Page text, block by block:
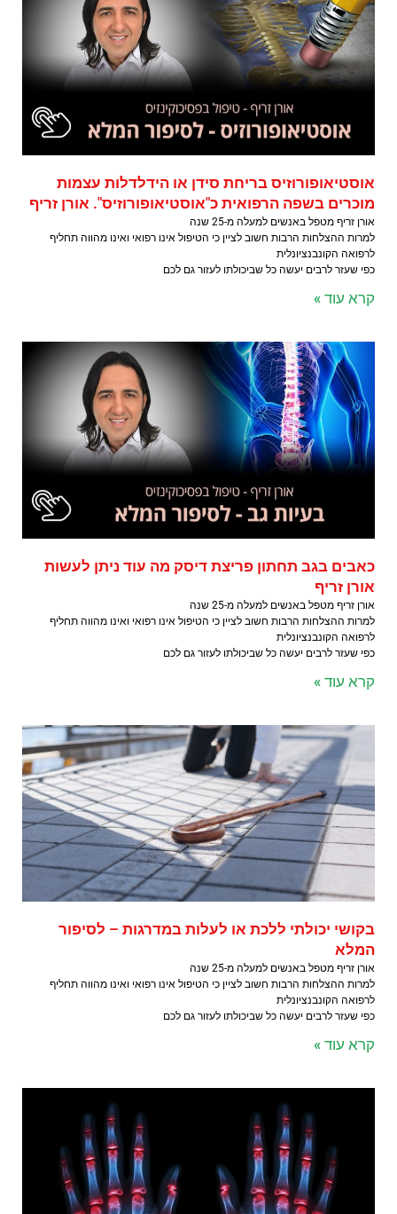
אוסטיאופורוזיס בריחת סידן או הידלדלות עצמות
מוכרים בשפה הרפואית כ"אוסטיאופורוזיס". אורן זריף
אורן זריף מטפל באנשים למעלה מ-25 שנה
למרות ההצלחות הרבות חשוב לציין כי הטיפול אינו רפואי ואינו מהווה תחליף
לרפואה הקונבנציונלית
כפי שעזר לרבים יעשה כל שביכולתו לעזור גם לכם
קרא עוד »
כאבים בגב תחתון פריצת דיסק מה עוד ניתן לעשות
אורן זריף
אורן זריף מטפל באנשים למעלה מ-25 שנה
למרות ההצלחות הרבות חשוב לציין כי הטיפול אינו רפואי ואינו מהווה תחליף
לרפואה הקונבנציונלית
כפי שעזר לרבים יעשה כל שביכולתו לעזור גם לכם
קרא עוד »
בקושי יכולתי ללכת או לעלות במדרגות – לסיפור
המלא
אורן זריף מטפל באנשים למעלה מ-25 שנה
למרות ההצלחות הרבות חשוב לציין כי הטיפול אינו רפואי ואינו מהווה תחליף
לרפואה הקונבנציונלית
כפי שעזר לרבים יעשה כל שביכולתו לעזור גם לכם
קרא עוד »